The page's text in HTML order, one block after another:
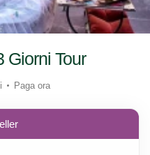
Giorni Tour
Paga ora